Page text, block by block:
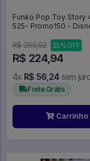
Funko Pop Toy Story
R$ 299,92 25% OFF
R$ 224,94
4x R$ 56,24 sem
Frete Grátis
Carrinho